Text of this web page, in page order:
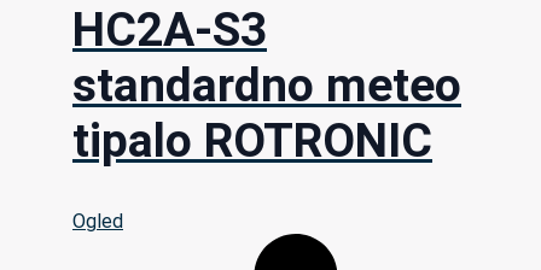
HC2A-S3
standardno meteo
tipalo ROTRONIC
Ogled